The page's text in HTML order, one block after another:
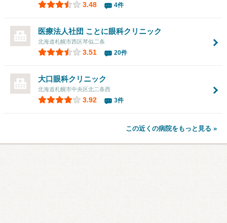
3.48 4件
医療法人社団 ことに眼科クリニック
北海道札幌市西区琴似二条
3.51 20件
大口眼科クリニック
北海道札幌市中央区北二条西
3.92 3件
この近くの病院をもっと見る »